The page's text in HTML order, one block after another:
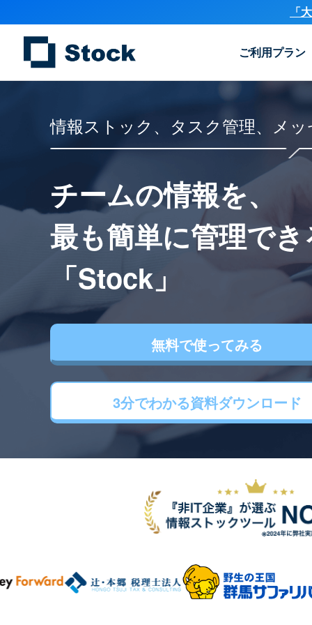
「
ご利用プラン
情報ストック、タスク管理、メ
チームの情報を、
最も簡単に管理で
「Stock」
無料で使ってみる
3分でわかる資料ダウンロード